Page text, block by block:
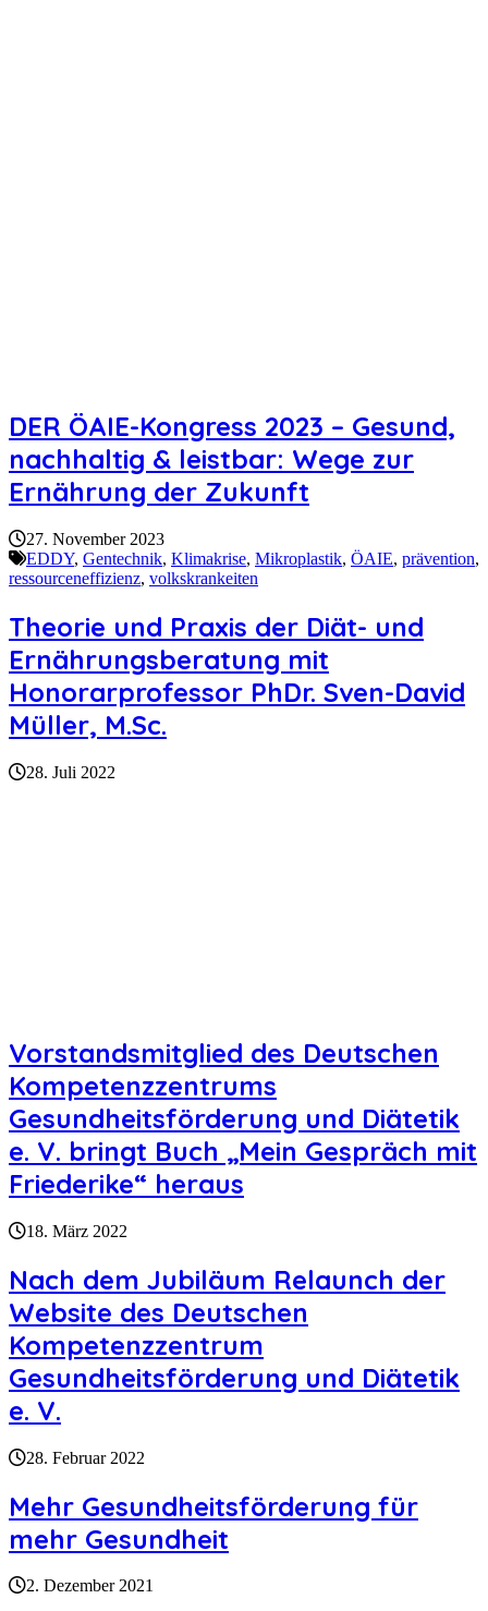
DER ÖAIE-Kongress 2023 – Gesund,
nachhaltig & leistbar: Wege zur
Ernährung der Zukunft
27. November 2023
EDDY, Gentechnik, Klimakrise, Mikroplastik, ÖAIE, prävention,
ressourceneffizienz, volkskrankeiten
Theorie und Praxis der Diät- und
Ernährungsberatung mit
Honorarprofessor PhDr. Sven-David
Müller, M.Sc.
28. Juli 2022
Vorstandsmitglied des Deutschen
Kompetenzzentrums
Gesundheitsförderung und Diätetik
e. V. bringt Buch „Mein Gespräch mit
Friederike“ heraus
18. März 2022
Nach dem Jubiläum Relaunch der
Website des Deutschen
Kompetenzzentrum
Gesundheitsförderung und Diätetik
e. V.
28. Februar 2022
Mehr Gesundheitsförderung für
mehr Gesundheit
2. Dezember 2021